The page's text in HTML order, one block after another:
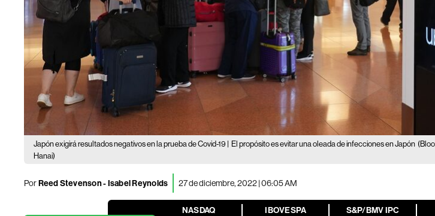
Japón exigirá resultados negativos en la prueba de Covid-19 | El propósito es evitar una oleada de infecciones en Japón
Hanai)
PorReed Stevenson - Isabel Reynolds 27 de diciembre, 2022 | 06:05 AM
NASDAQ IBOVESPA S&P/BMV IPC